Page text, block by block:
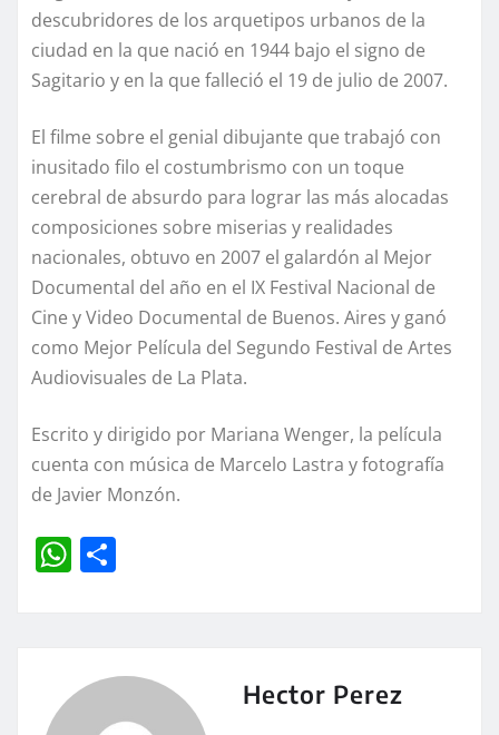
descubridores de los arquetipos urbanos de la
ciudad en la que nació en 1944 bajo el signo de
Sagitario y en la que falleció el 19 de julio de 2007.
El filme sobre el genial dibujante que trabajó con
inusitado filo el costumbrismo con un toque
cerebral de absurdo para lograr las más alocadas
composiciones sobre miserias y realidades
nacionales, obtuvo en 2007 el galardón al Mejor
Documental del año en el IX Festival Nacional de
Cine y Video Documental de Buenos. Aires y ganó
como Mejor Película del Segundo Festival de Artes
Audiovisuales de La Plata.
Escrito y dirigido por Mariana Wenger, la película
cuenta con música de Marcelo Lastra y fotografía
de Javier Monzón.
W
A Hector Perez